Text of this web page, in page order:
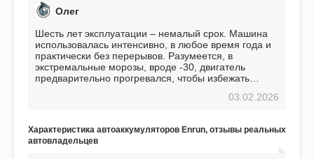
Олег
Шесть лет эксплуатации – немалый срок. Машина
использовалась интенсивно, в любое время года и
практически без перерывов. Разумеется, в
экстремальные морозы, вроде -30, двигатель
предварительно прогревался, чтобы избежать
использования не было ни единой поломки,
EFB 75. Судя по характеристикам, он даже
превосходит предыдущую модель.
03.02.2026
Характеристика автоаккумуляторов Enrun, отзывы реальных
автовладельцев